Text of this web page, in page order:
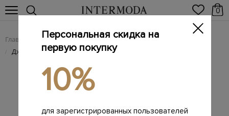
0
Главная Женщинам / Женская одежда / Женские джинсы
/ Джинсы прямого кроя на высокой посадке с разрезами
Персональная скидка на
первую покупку
10%
для зарегистрированных пользователей